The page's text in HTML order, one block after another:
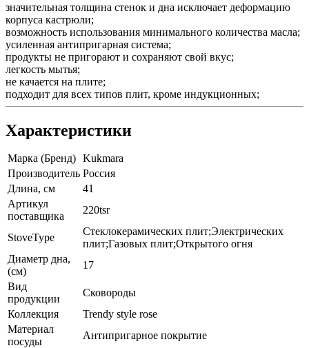
значительная толщина стенок и дна исключает деформацию
корпуса кастрюли;
возможность использования минимального количества масла;
усиленная антипригарная система;
продукты не пригорают и сохраняют свой вкус;
легкость мытья;
не качается на плите;
подходит для всех типов плит, кроме индукционных;
Характеристики
Марка (Бренд) Kukmara
Производитель Россия
Длина, см
41
Артикул
поставщика
220tsr
StoveType
Стеклокерамических плит;Электрических
плит;Газовых плит;Открытого огня
Диаметр дна,
(см)
17
Вид
продукции
Сковороды
Коллекция
Trendy style rose
Материал
посуды
Антипригарное покрытие